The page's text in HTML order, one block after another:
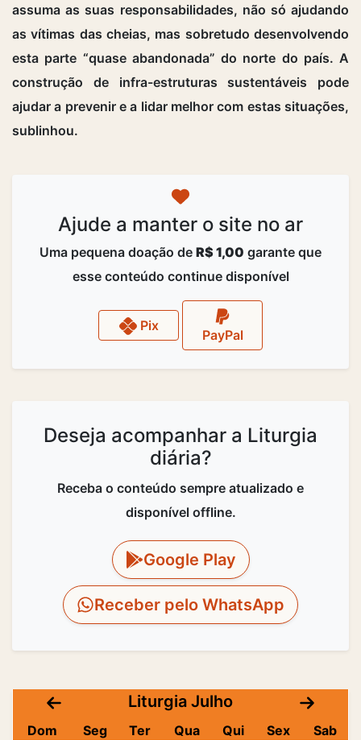
assuma as suas responsabilidades, não só ajudando
as vítimas das cheias, mas sobretudo desenvolvendo
esta parte “quase abandonada” do norte do país. A
construção de infra-estruturas sustentáveis pode
ajudar a prevenir e a lidar melhor com estas situações,
sublinhou.
Ajude a manter o site no ar
Uma pequena doação de R$ 1,00 garante que
esse conteúdo continue disponível
Pix
PayPal
Deseja acompanhar a Liturgia
diária?
Receba o conteúdo sempre atualizado e
disponível offline.
Google Play
Receber pelo WhatsApp
Liturgia Julho
Dom Seg Ter Qua Qui Sex
Sab